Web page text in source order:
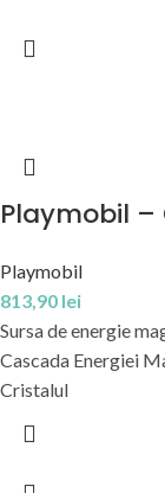
Playmobil –
Playmobil
813,90 lei
Sursa de energie
Cascada Energiei
Cristalul